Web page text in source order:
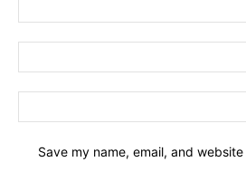
Save my name, email, and